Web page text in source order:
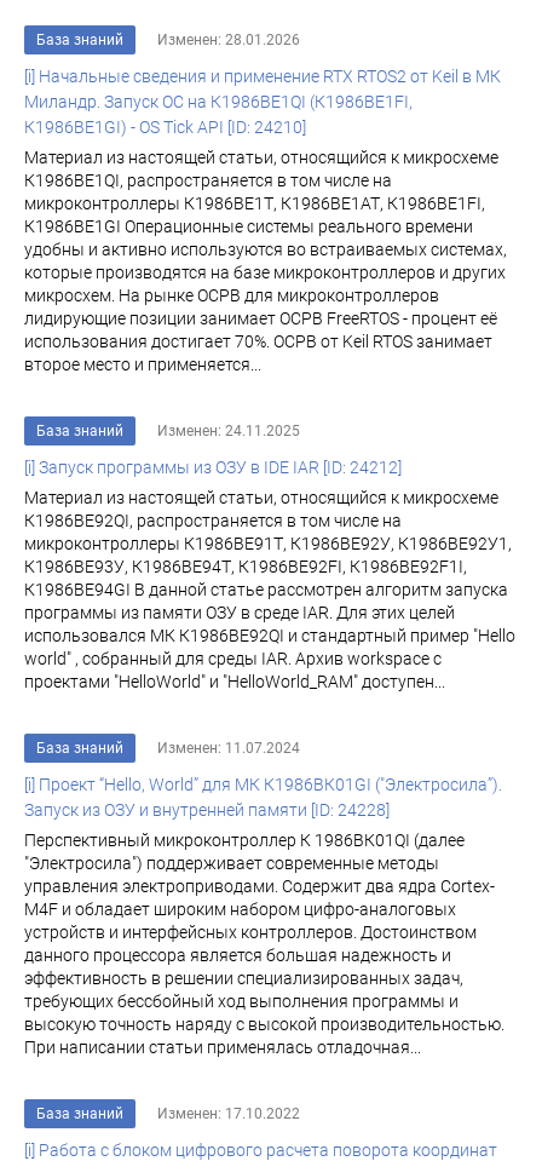
База знаний Изменен: 28.01.2026
[i] Начальные сведения и применение RTX RTOS2 от Keil в МК
Миландр. Запуск ОС на К1986ВЕ1QI (К1986ВЕ1FI,
К1986ВЕ1GI) - OS Tick API [ID: 24210]
Материал из настоящей статьи, относящийся к микросхеме
К1986ВЕ1QI, распространяется в том числе на
микроконтроллеры К1986ВЕ1Т, К1986ВЕ1АТ, К1986ВЕ1FI,
К1986ВЕ1GI Операционные системы реального времени
удобны и активно используются во встраиваемых системах,
которые производятся на базе микроконтроллеров и других
микросхем. На рынке ОСРВ для микроконтроллеров
лидирующие позиции занимает ОСРВ FreeRTOS - процент её
использования достигает 70%. ОСРВ от Keil RTOS занимает
второе место и применяется...
База знаний Изменен: 24.11.2025
[i] Запуск программы из ОЗУ в IDE IAR [ID: 24212]
Материал из настоящей статьи, относящийся к микросхеме
К1986ВЕ92QI, распространяется в том числе на
микроконтроллеры К1986ВЕ91Т, К1986ВЕ92У, К1986ВЕ92У1,
К1986ВЕ93У, К1986ВЕ94Т, К1986ВЕ92FI, К1986ВЕ92F1I,
К1986ВЕ94GI В данной статье рассмотрен алгоритм запуска
программы из памяти ОЗУ в среде IAR. Для этих целей
использовался МК К1986ВЕ92QI и стандартный пример "Hello
world" , собранный для среды IAR. Архив workspace с
проектами "HelloWorld" и "HelloWorld_RAM" доступен...
База знаний Изменен: 11.07.2024
[i] Проект “Hello, World” для МК К1986ВК01GI ("Электросила”).
Запуск из ОЗУ и внутренней памяти [ID: 24228]
Перспективный микроконтроллер К 1986ВК01QI (далее
"Электросила") поддерживает современные методы
управления электроприводами. Содержит два ядра Cortex-
M4F и обладает широким набором цифро-аналоговых
устройств и интерфейсных контроллеров. Достоинством
данного процессора является большая надежность и
эффективность в решении специализированных задач,
требующих бессбойный ход выполнения программы и
высокую точность наряду с высокой производительностью.
При написании статьи применялась отладочная...
База знаний Изменен: 17.10.2022
[i] Работа с блоком цифрового расчета поворота координат